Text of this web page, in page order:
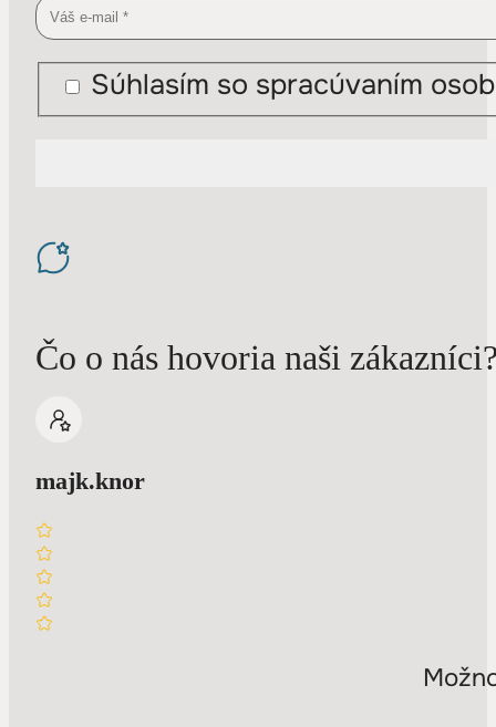
Súhlasím so spracúvaním
Čo o nás hovoria naši
majk.knor